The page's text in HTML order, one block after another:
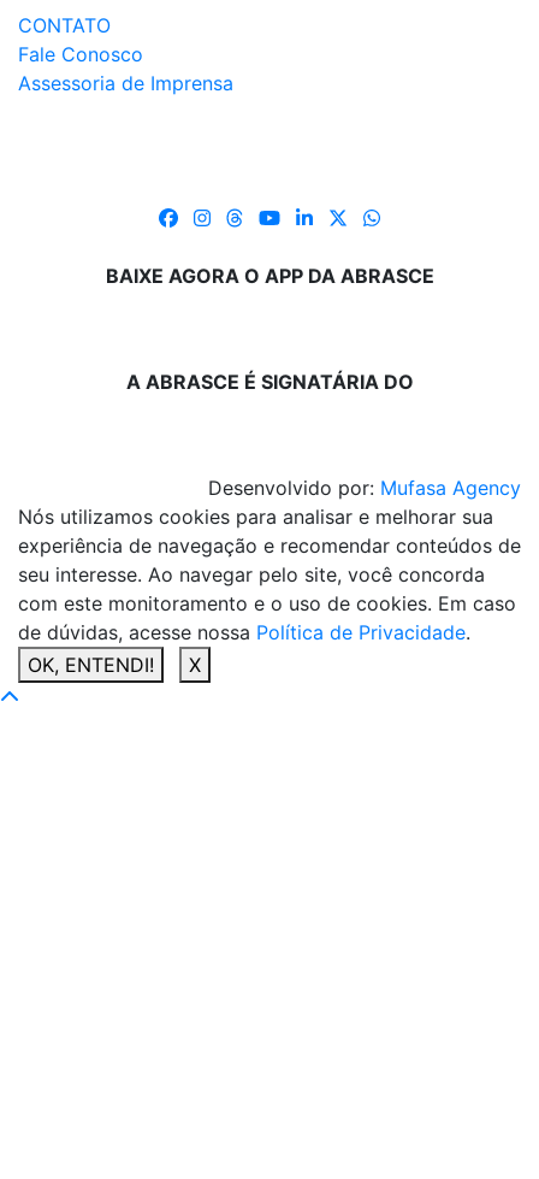
CONTATO
Fale Conosco
Assessoria de Imprensa
BAIXE AGORA O APP DA ABRASCE
A ABRASCE É SIGNATÁRIA DO
Desenvolvido por: Mufasa Agency
Nós utilizamos cookies para analisar e melhorar sua
experiência de navegação e recomendar conteúdos de
seu interesse. Ao navegar pelo site, você concorda
com este monitoramento e o uso de cookies. Em caso
de dúvidas, acesse nossa Política de Privacidade.
OK, ENTENDI!
X